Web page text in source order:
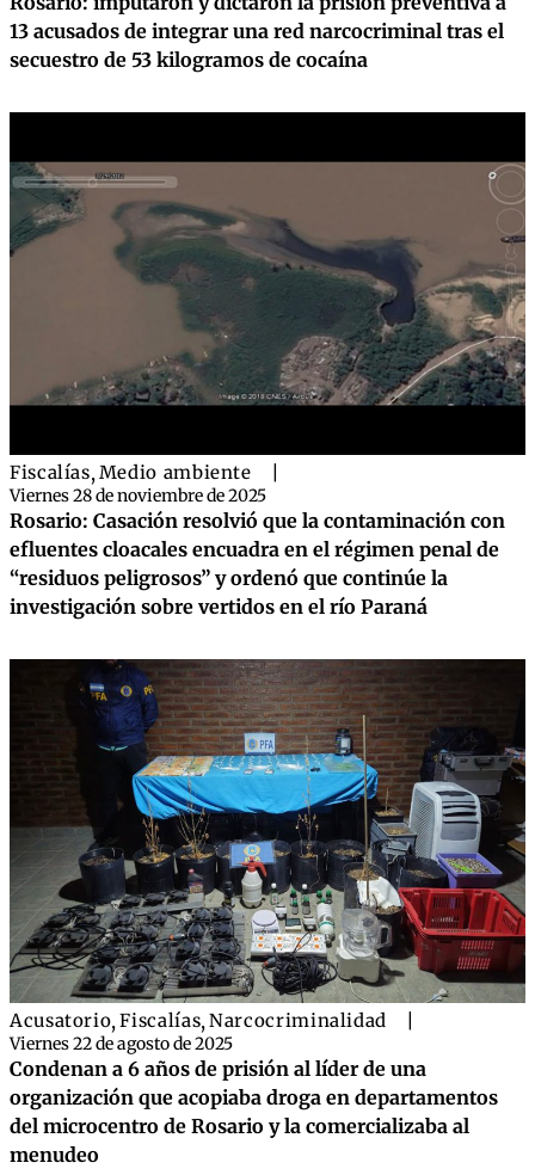
13 acusados de integrar una red narcocriminal tras el
secuestro de 53 kilogramos de cocaína
Fiscalías,Medio ambiente
Viernes 28 de noviembre de 2025
Rosario: Casación resolvió que la contaminación con
efluentes cloacales encuadra en el régimen penal de
“residuos peligrosos” y ordenó que continúe la
investigación sobre vertidos en el río Paraná
Acusatorio,Fiscalías,Narcocriminalidad
Viernes 22 de agosto de 2025
Condenan a 6 años de prisión al líder de una
organización que acopiaba droga en departamentos
del microcentro de Rosario y la comercializaba al
menudeo